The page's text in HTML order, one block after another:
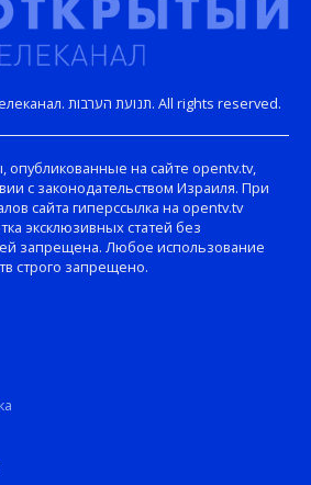
Copyright © Открытый телеканал. תנועת הערבות. All rights reserved.
опубликованные на сайте opentv.tv,
с законодательством Израиля. При
сайта гиперссылка на opentv.tv
эксклюзивных статей без
запрещена. Любое использование
строго запрещено.